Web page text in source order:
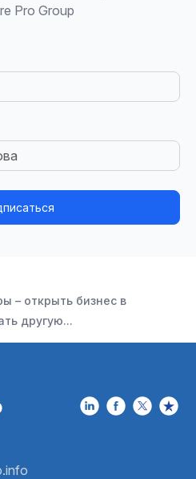
Pro Group
– открыть бизнес в
другую...